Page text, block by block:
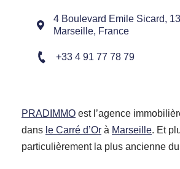
4 Boulevard Emile Sicard,
Marseille, France
+33 4 91 77 78 79
PRADIMMO est l’agence
dans le Carré d’Or à Marseille. Et
particulièrement la plus ancienne